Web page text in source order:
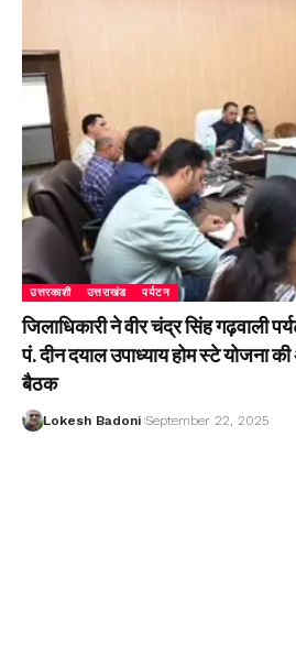
उत्तरकाशी उत्तराखंड पर्यटन
जिलाधिकारी ने वीर चंद्र सिंह गढ़वाली
पं. दीन दयाल उपाध्याय होम स्टे योजना
बैठक
Lokesh Badoni September 22, 2025